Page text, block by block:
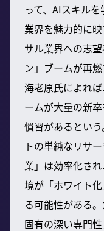
って、AIスキル
業界を魅力的に
サル業界への志
ン」ブームが再
海老原氏によれ
ームが大量の新
慣習があるとい
トの単純なリサ
業」は効率化さ
境が「ホワイト
る可能性がある
固有の深い専門